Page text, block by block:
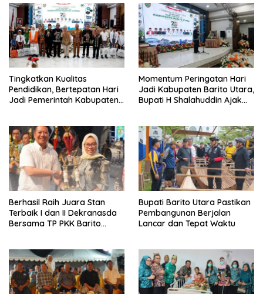
Tingkatkan Kualitas
Pendidikan, Bertepatan Hari
Jadi Pemerintah Kabupaten
Momentum Peringatan Hari
Jadi Kabupaten Barito Utara,
Bupati H Shalahuddin Ajak
Daerah
Berhasil Raih Juara Stan
Terbaik I dan II Dekranasda
Bersama TP PKK Barito
Bupati Barito Utara Pastikan
Pembangunan Berjalan
Lancar dan Tepat Waktu